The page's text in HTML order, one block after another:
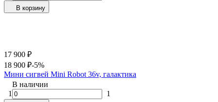
В корзину
17 900 ₽
18 900 ₽-5%
Мини сигвей Mini Robot 36v, галактика
В наличии
1
1